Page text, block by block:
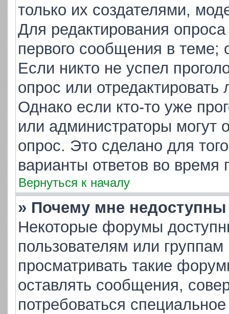
только их создателями,
Для редактирования
первого сообщения в теме;
Если никто не успел
опрос или
Однако если кто-то уже
или администраторы могут
опрос. Это сделано для
варианты ответов во время
Вернуться к началу
» Почему мне
Некоторые форумы
пользователям или
просматривать такие
оставлять сообщения,
потребоваться